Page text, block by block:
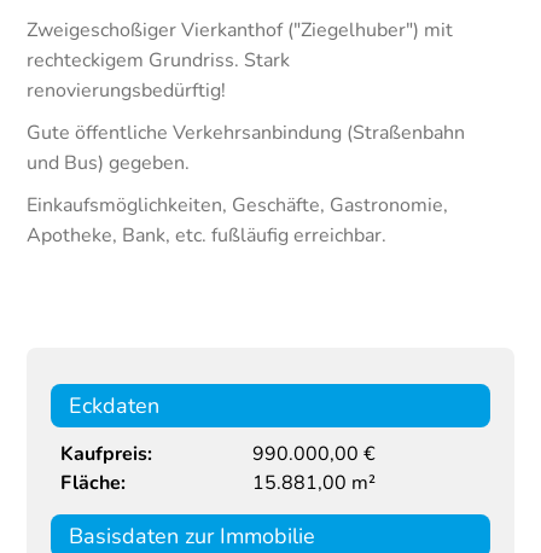
Zweigeschoßiger Vierkanthof ("Ziegelhuber") mit
rechteckigem Grundriss. Stark
renovierungsbedürftig!
Gute öffentliche Verkehrsanbindung (Straßenbahn
und Bus) gegeben.
Einkaufsmöglichkeiten, Geschäfte, Gastronomie,
Apotheke, Bank, etc. fußläufig erreichbar.
Eckdaten
Kaufpreis:
990.000,00 €
Fläche:
15.881,00 m²
Basisdaten zur Immobilie